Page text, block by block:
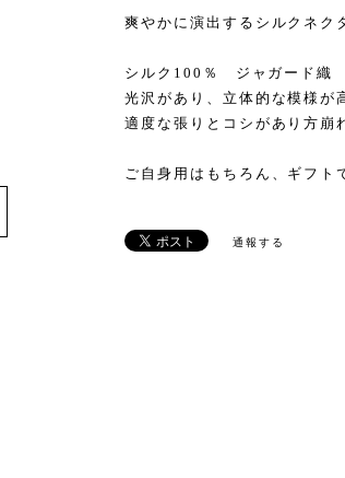
爽やかに演出するシルクネク
シルク100％ ジャガード織
光沢があり、立体的な模様が
適度な張りとコシがあり方崩
ご自身用はもちろん、ギフト
通報する